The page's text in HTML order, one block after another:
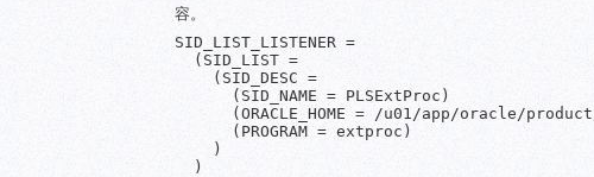
容。
SID_LIST_LISTENER =
  (SID_LIST =
    (SID_DESC =
      (SID_NAME = PLSExtProc)
(ORACLE_HOME = /u01/app/oracle/
      (PROGRAM = extproc)
    )
  )